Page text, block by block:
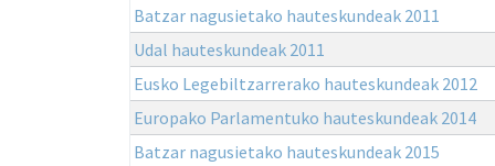
Batzar nagusietako hauteskundeak 2011
Udal hauteskundeak 2011
Eusko Legebiltzarrerako hauteskundeak 2012
Europako Parlamentuko hauteskundeak 2014
Batzar nagusietako hauteskundeak 2015